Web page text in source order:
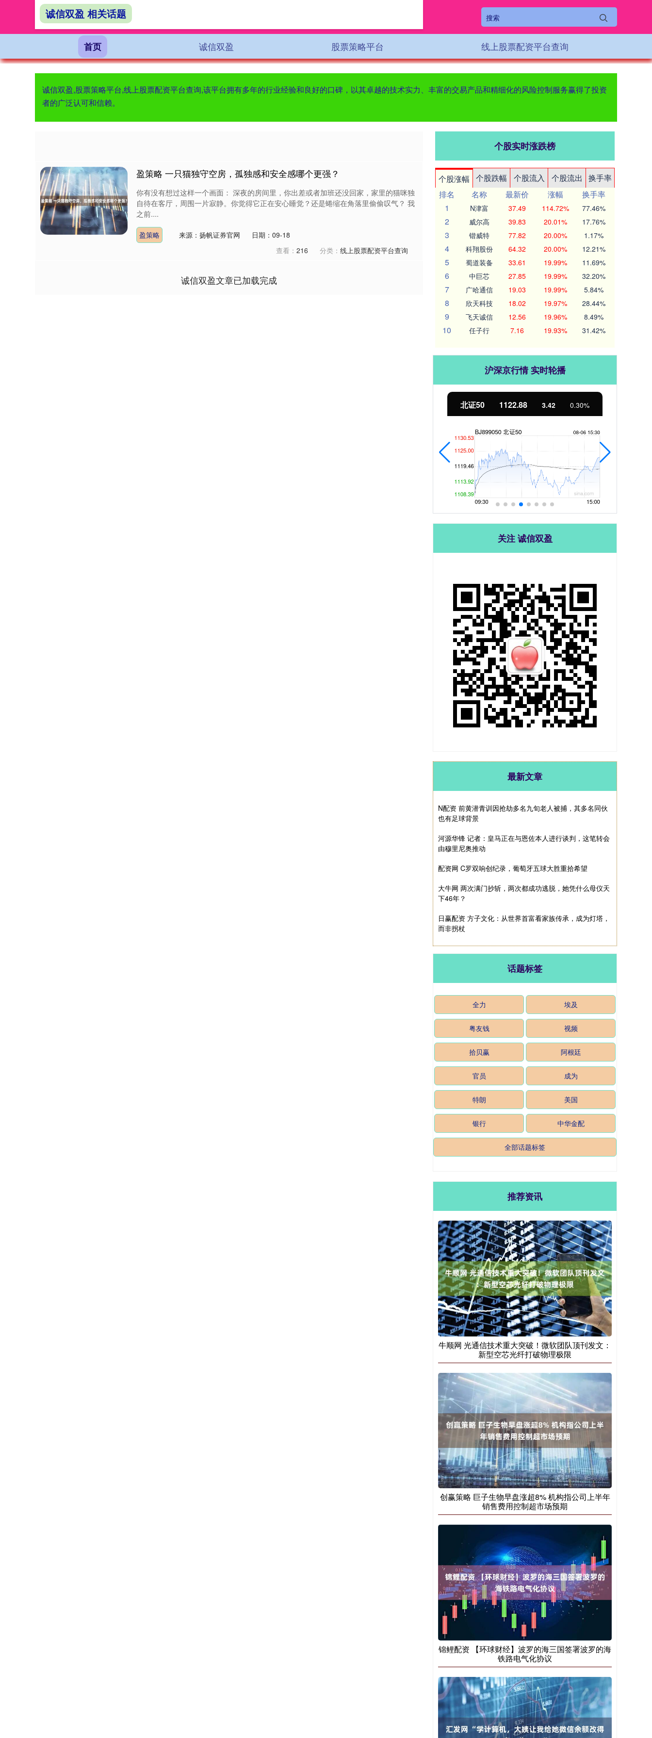
首页 诚信双盈 股票策略平台 线上股票配资平台查询
诚信双盈,股票策略平台,线上股票配资平台查询,该平台拥有多年的行业经验和良好的口碑，以其卓越的技术实力、丰富的交易产品和精细化的风险控制服务赢得了投资
者的广泛认可和信赖。
诚信双盈 相关话题
盈策略 一只猫独守空房，孤独感和安全感哪个更强？
你有没有想过这样一个画面： 深夜的房间里，你出差或者加班还没回家，家里的猫咪独
自待在客厅，周围一片寂静。你觉得它正在安心睡觉？还是蜷缩在角落里偷偷叹气？ 我
之前....
盈策略 来源：扬帆证券官网
日期：09-18
查看： 216 分类： 线上股票配资平台查询
诚信双盈文章已加载完成
个股实时涨跌榜
个股涨幅 个股跌幅 个股流入 个股流出
换手率
排名
名称 最新价 涨幅
换手率
1
N津富 37.49 114.72% 77.46%
2 威尔高 39.83 20.01% 17.76%
3 锴威特 77.82 20.00% 1.17%
4 科翔股份 64.32 20.00% 12.21%
5 蜀道装备 33.61 19.99% 11.69%
6 中巨芯 27.85 19.99% 32.20%
7 广哈通信 19.03 19.99% 5.84%
8 欣天科技 18.02 19.97% 28.44%
9 飞天诚信 12.56 19.96% 8.49%
10 任子行 7.16 19.93% 31.42%
沪深京行情 实时轮播
北证50 1122.88 3.42 0.30%
关注 诚信双盈
最新文章
N配资 前黄潜青训因抢劫多名九旬老人被捕，其多名同伙
也有足球背景
河源华锋 记者：皇马正在与恩佐本人进行谈判，这笔转会
由穆里尼奥推动
配资网 C罗双响创纪录，葡萄牙五球大胜重拾希望
大牛网 两次满门抄斩，两次都成功逃脱，她凭什么母仪天
下46年？
日赢配资 方子文化：从世界首富看家族传承，成为灯塔，
而非拐杖
话题标签
全力 埃及
粤友钱 视频
拾贝赢 阿根廷
官员 成为
特朗 美国
银行 中华金配
全部话题标签
推荐资讯
牛顺网 光通信技术重大突破！微软团队顶刊发文：
新型空芯光纤打破物理极限
创赢策略 巨子生物早盘涨超8% 机构指公司上半年
销售费用控制超市场预期
锦鲤配资 【环球财经】波罗的海三国签署波罗的海
铁路电气化协议